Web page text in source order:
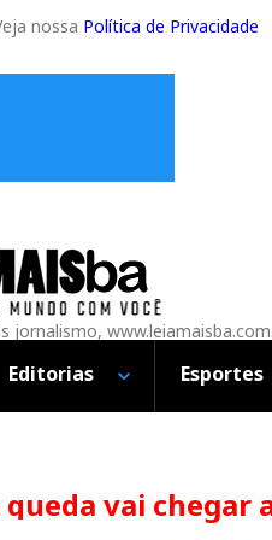
nossa Política de Privacidade
jornalismo,
Editorias Esportes
vai chegar ao